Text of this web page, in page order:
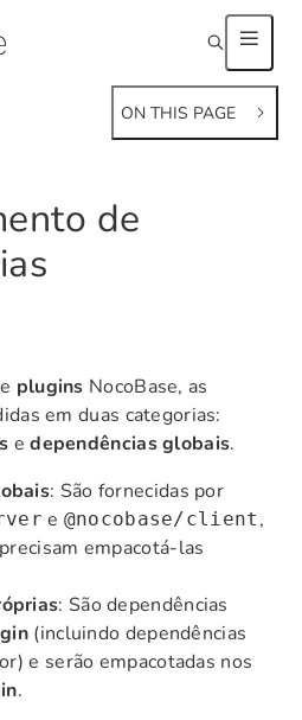
ON THIS PAGE
de
plugins NocoBase, as
em duas categorias:
edependências globais.
: São fornecidas por
e @nocobase/client ,
empacotá-las
: São dependências
(incluindo dependências
e serão empacotadas nos
.